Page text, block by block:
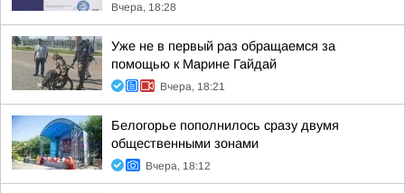
Вчера, 18:28
Уже не в первый раз обращаемся за
помощью к Марине Гайдай
Вчера, 18:21
Белогорье пополнилось сразу двумя
общественными зонами
Вчера, 18:12